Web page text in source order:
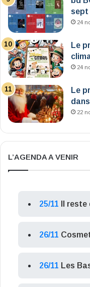
sept
24
Le
24
Le
22
L’AGENDA A VENIR
25/11 Il
26/11
26/11 Les